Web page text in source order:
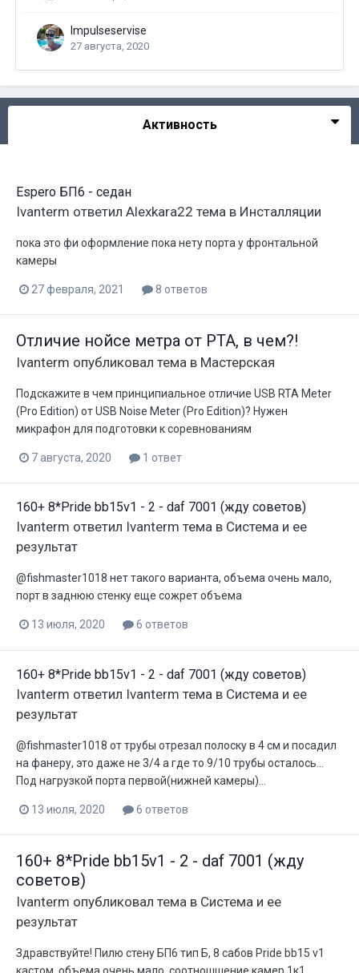
Impulseservise
27 августа, 2020
Активность
Espero БП6 - седан
Ivanterm ответил Alexkara22 тема в Инсталляции
пока это фи оформление пока нету порта у фронтальной
камеры
27 февраля, 2021 8 ответов
Отличие нойсе метра от РТА, в чем?!
Ivanterm опубликовал тема в Мастерская
Подскажите в чем принципиальное отличие USB RTA Meter
(Pro Edition) от USB Noise Meter (Pro Edition)? Нужен
микрафон для подготовки к соревнованиям
7 августа, 2020 1 ответ
160+ 8*Pride bb15v1 - 2 - daf 7001 (жду советов)
Ivanterm ответил Ivanterm тема в Система и ее
результат
@fishmaster1018 нет такого варианта, объема очень мало,
порт в заднюю стенку еще сожрет объема
13 июля, 2020 6 ответов
160+ 8*Pride bb15v1 - 2 - daf 7001 (жду советов)
Ivanterm ответил Ivanterm тема в Система и ее
результат
@fishmaster1018 от трубы отрезал полоску в 4 см и посадил
на фанеру, это даже не 3/4 а где то 9/10 трубы осталось...
Под нагрузкой порта первой(нижней камеры)...
13 июля, 2020 6 ответов
160+ 8*Pride bb15v1 - 2 - daf 7001 (жду
советов)
Ivanterm опубликовал тема в Система и ее
результат
Здравствуйте! Пилю стену БП6 тип Б, 8 сабов Pride bb15 v1
кастом, объема очень мало, соотношшение камер 1к1,